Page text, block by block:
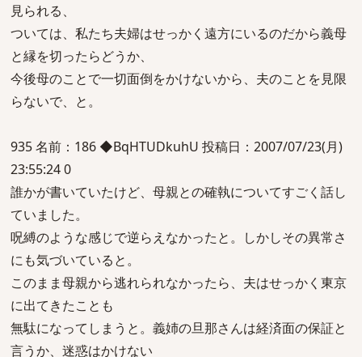
見られる、
ついては、私たち夫婦はせっかく遠方にいるのだから義母
と縁を切ったらどうか、
今後母のことで一切面倒をかけないから、夫のことを見限
らないで、と。
935 名前：186 ◆BqHTUDkuhU 投稿日：2007/07/23(月)
23:55:24 0
誰かが書いていたけど、母親との確執についてすごく話し
ていました。
呪縛のような感じで逆らえなかったと。しかしその異常さ
にも気づいていると。
このまま母親から逃れられなかったら、夫はせっかく東京
に出てきたことも
無駄になってしまうと。義姉の旦那さんは経済面の保証と
言うか、迷惑はかけない